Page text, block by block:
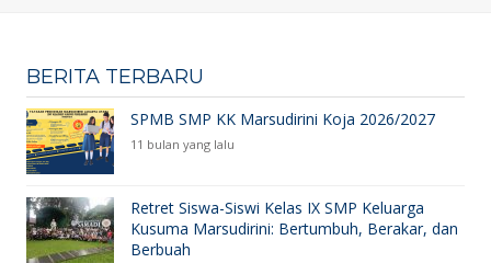
BERITA TERBARU
SPMB SMP KK Marsudirini Koja 2026/2027
11 bulan yang lalu
Retret Siswa-Siswi Kelas IX SMP Keluarga
Kusuma Marsudirini: Bertumbuh, Berakar, dan
Berbuah